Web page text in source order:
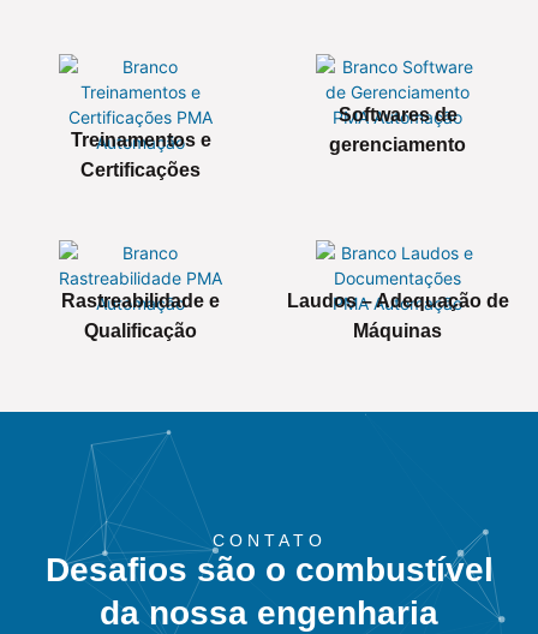
Treinamentos e
Certificações
Softwares de
gerenciamento
Rastreabilidade e
Qualificação
Laudos – Adequação de
Máquinas
CONTATO
Desafios são o combustível
da nossa engenharia